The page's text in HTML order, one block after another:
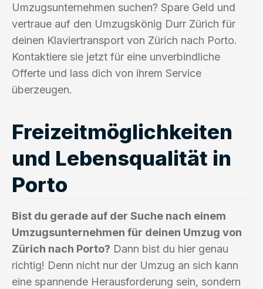
Umzugsunternehmen suchen? Spare Geld und
vertraue auf den Umzugskönig Durr Zürich für
deinen Klaviertransport von Zürich nach Porto.
Kontaktiere sie jetzt für eine unverbindliche
Offerte und lass dich von ihrem Service
überzeugen.
Freizeitmöglichkeiten
und Lebensqualität in
Porto
Bist du gerade auf der Suche nach einem
Umzugsunternehmen für deinen Umzug von
Zürich nach Porto? Dann bist du hier genau
richtig! Denn nicht nur der Umzug an sich kann
eine spannende Herausforderung sein, sondern